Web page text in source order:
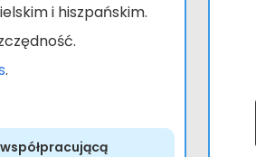
i hiszpańskim.
.